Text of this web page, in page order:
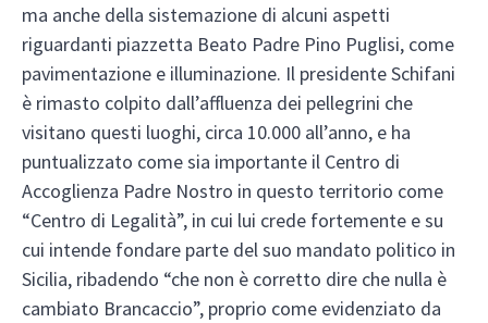
ma anche della sistemazione di alcuni aspetti
riguardanti piazzetta Beato Padre Pino Puglisi, come
pavimentazione e illuminazione. Il presidente Schifani
è rimasto colpito dall’affluenza dei pellegrini che
visitano questi luoghi, circa 10.000 all’anno, e ha
puntualizzato come sia importante il Centro di
Accoglienza Padre Nostro in questo territorio come
“Centro di Legalità”, in cui lui crede fortemente e su
cui intende fondare parte del suo mandato politico in
Sicilia, ribadendo “che non è corretto dire che nulla è
cambiato Brancaccio”, proprio come evidenziato da